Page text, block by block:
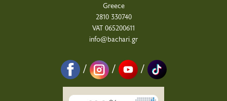
Greece
2810 330740
VAT 065200611
info@bachari.gr
/ / /